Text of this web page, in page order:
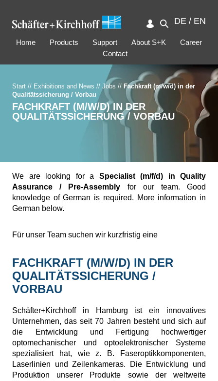
Home Products Support About S+K
Career
Contact
DE / EN
Start // Exhibitions and News // Jobs // Fachkraft (m/w/d) in der
Qualitätssicherung / Vorbau
FACHKRAFT (M/W/D) IN DER
QUALITÄTSSICHERUNG / VORBAU
We are looking for a Specialist (m/f/d) in Quality
Assurance / Pre-Assembly for our team. Good
knowledge of German is required. More information in
German below.
Für unser Team suchen wir kurzfristig eine
FACHKRAFT (M/W/D) IN DER
QUALITÄTSSICHERUNG /
VORBAU
Schäfter+Kirchhoff in Hamburg ist ein innovatives
Unternehmen, das seit 70 Jahren besteht und sich auf
die Entwicklung und Fertigung hochwertiger
optomechanischer und optoelektronischer Systeme
spezialisiert hat, wie z. B. Faseroptikkomponenten,
Laserlinien und Zeilenkameras. Die Entwicklung und
Produktion unserer Produkte sowie der weltweite